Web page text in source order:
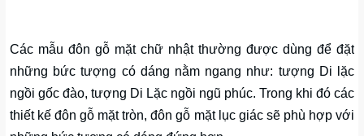
Các mẫu đôn gỗ mặt chữ nhật thường được dùng để đặt
những bức tượng có dáng nằm ngang như: tượng Di lặc
ngồi gốc đào, tượng Di Lặc ngồi ngũ phúc. Trong khi đó các
thiết kế đôn gỗ mặt tròn, đôn gỗ mặt lục giác sẽ phù hợp với